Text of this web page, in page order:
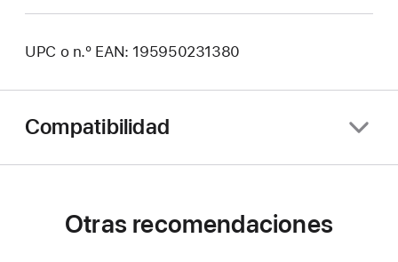
UPC o n.º EAN: 195950231380
Compatibilidad
Otras recomendaciones